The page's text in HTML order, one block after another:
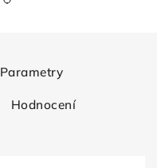
Parametry
Hodnocení